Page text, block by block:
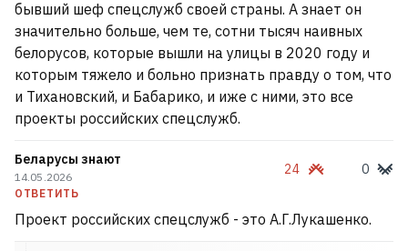
бывший шеф спецслужб своей страны. А знает он
значительно больше, чем те, сотни тысяч наивных
белорусов, которые вышли на улицы в 2020 году и
которым тяжело и больно признать правду о том, что
и Тихановский, и Бабарико, и иже с ними, это все
проекты российских спецслужб.
Беларусы знают
14.05.2026
ОТВЕТИТЬ
24 0
Проект российских спецслужб - это А.Г.Лукашенко.